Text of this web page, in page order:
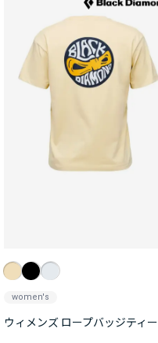
women's
ウィメンズ ロープバッジティー